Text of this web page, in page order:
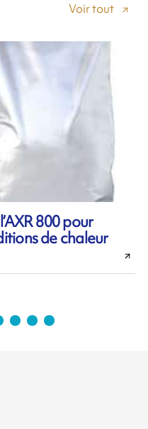
Voir tout
800 pour
de chaleur